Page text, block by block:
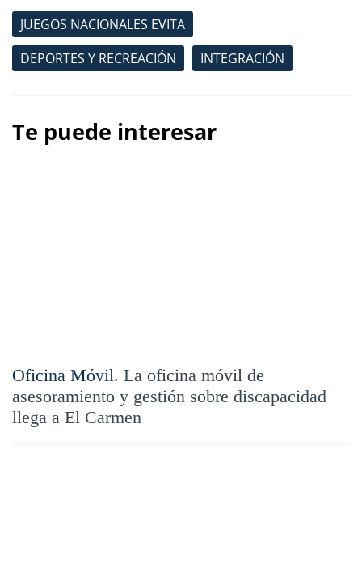
JUEGOS NACIONALES EVITA
DEPORTES Y RECREACIÓN
INTEGRACIÓN
Te puede interesar
Oficina Móvil. La oficina móvil de
asesoramiento y gestión sobre discapacidad
llega a El Carmen